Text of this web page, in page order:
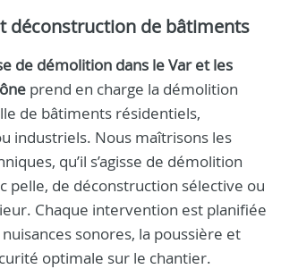
déconstruction de bâtiments
de démolition dans le Var et les
prend en charge la démolition
de bâtiments résidentiels,
industriels. Nous maîtrisons les
qu’il s’agisse de démolition
pelle, de déconstruction sélective ou
Chaque intervention est planifiée
sonores, la poussière et
optimale sur le chantier.